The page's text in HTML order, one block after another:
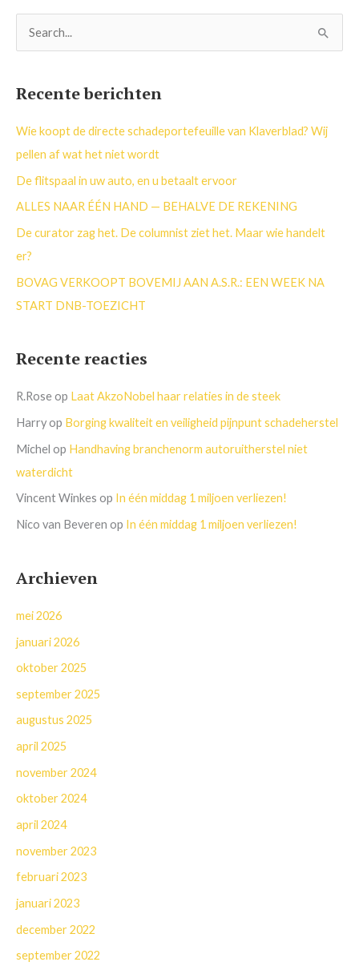
n
a
a
r
Recente berichten
Wie koopt de directe schadeportefeuille van Klaverblad? Wij
pellen af wat het niet wordt
De flitspaal in uw auto, en u betaalt ervoor
ALLES NAAR ÉÉN HAND — BEHALVE DE REKENING
De curator zag het. De columnist ziet het. Maar wie handelt
er?
BOVAG VERKOOPT BOVEMIJ AAN A.S.R.: EEN WEEK NA
START DNB-TOEZICHT
Recente reacties
R.Roseop Laat AkzoNobel haar relaties in de steek
Harryop Borging kwaliteit en veiligheid pijnpunt schadeherstel
Michel op Handhaving branchenorm autoruitherstel niet
waterdicht
Vincent Winkes op In één middag 1 miljoen verliezen!
Nico van Beveren op In één middag 1 miljoen verliezen!
Archieven
mei 2026
januari 2026
oktober 2025
september 2025
augustus 2025
april 2025
november 2024
oktober 2024
april 2024
november 2023
februari 2023
januari 2023
december 2022
september 2022